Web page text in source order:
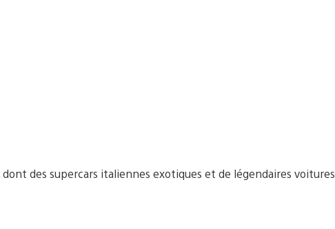
des supercars italiennes exotiques et de légendaires voitures